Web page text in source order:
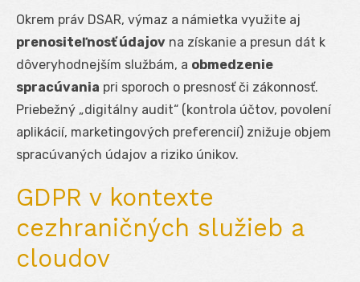
Okrem práv DSAR, výmaz a námietka využite aj
prenositeľnosť údajov na získanie a presun dát k
dôveryhodnejším službám, a obmedzenie
spracúvania pri sporoch o presnosť či zákonnosť.
Priebežný „digitálny audit“ (kontrola účtov, povolení
aplikácií, marketingových preferencií) znižuje objem
spracúvaných údajov a riziko únikov.
GDPR v kontexte
cezhraničných služieb a
cloudov